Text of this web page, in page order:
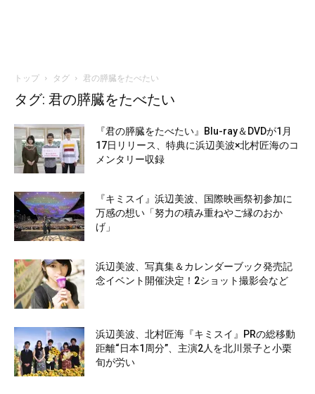
トップ タグ 君の膵臓をたべたい
タグ: 君の膵臓をたべたい
『君の膵臓をたべたい』Blu-ray＆DVDが1月
17日リリース、特典に浜辺美波×北村匠海のコ
メンタリー収録
『キミスイ』浜辺美波、国際映画祭初参加に
万感の想い「努力の積み重ねやご縁のおか
げ」
浜辺美波、写真集＆カレンダーブック発売記
念イベント開催決定！2ショット撮影会など
浜辺美波、北村匠海『キミスイ』PRの総移動
距離“日本1周分”、主演2人を北川景子と小栗
旬が労い